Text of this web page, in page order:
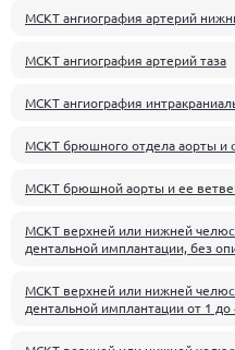
МСКТ ангиография артерий
МСКТ ангиография артерий таза
МСКТ ангиография
МСКТ брюшного отдела аорты и
МСКТ брюшной аорты и ее
МСКТ верхней или нижней
дентальной имплантации, без
МСКТ верхней или нижней
дентальной имплантации от 1